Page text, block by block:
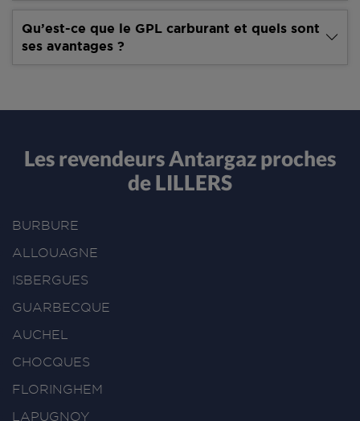
Qu’est-ce que le GPL carburant et quels sont
ses avantages ?
Les revendeurs Antargaz proches
de LILLERS
BURBURE
ALLOUAGNE
ISBERGUES
GUARBECQUE
AUCHEL
CHOCQUES
FLORINGHEM
LAPUGNOY